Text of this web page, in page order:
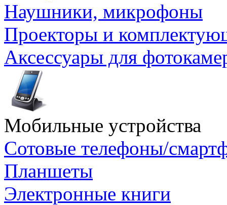
Наушники, микрофоны
Проекторы и
Аксессуары для
Мобильные устройства
Сотовые телефоны/
Планшеты
Электронные книги